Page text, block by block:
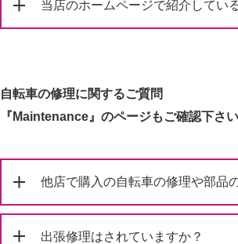
当店のホームページで紹介してい
自転車の修理に関するご質問
『Maintenance』のページもご確認下さい
他店で購入の自転車の修理や部品
出張修理はされていますか？